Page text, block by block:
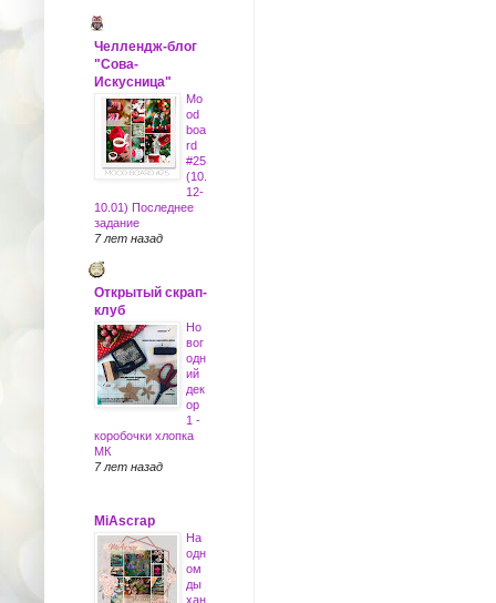
Челлендж-блог
"Сова-
Искусница"
Mo
od
boa
rd
#25
(10.
12-
10.01) Последнее
задание
7 лет назад
Открытый скрап-
клуб
Но
вог
одн
ий
дек
ор
1 -
коробочки хлопка
МК
7 лет назад
MiAscrap
На
одн
ом
ды
хан